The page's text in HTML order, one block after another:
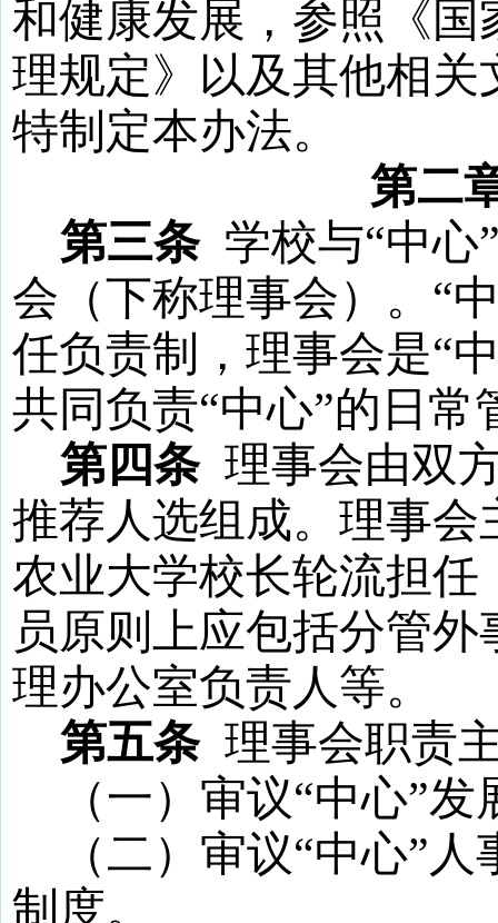
和健康发展，参照《
理规定》以及其他相
特制定本办法。
第二
第三条 学校与“中心
会（下称理事会）。 “
任负责制，理事会是“
共同负责“中心”的日常
第四条 理事会由双
推荐人选组成。理事
农业大学校长轮流担
员原则上应包括分管外
理办公室负责人等。
第五条 理事会职责
（一）审议“中心”发
（二）审议“中心” 人
制度。